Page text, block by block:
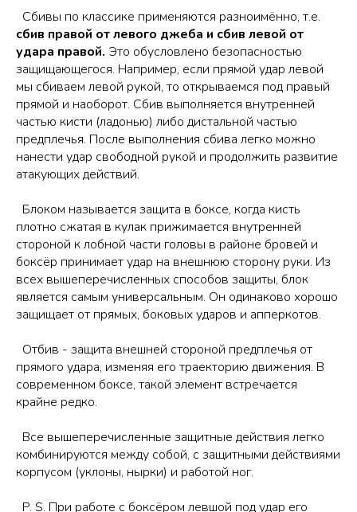
Сбивы по классике применяются разноимённо, т.е.
сбив правой от левого джеба и сбив левой от
удара правой. Это обусловлено безопасностью
защищающегося. Например, если прямой удар левой
мы сбиваем левой рукой, то открываемся под правый
прямой и наоборот. Сбив выполняется внутренней
частью кисти (ладонью) либо дистальной частью
предплечья. После выполнения сбива легко можно
нанести удар свободной рукой и продолжить развитие
атакующих действий.
Блоком называется защита в боксе, когда кисть
плотно сжатая в кулак прижимается внутренней
стороной к лобной части головы в районе бровей и
боксёр принимает удар на внешнюю сторону руки. Из
всех вышеперечисленных способов защиты, блок
является самым универсальным. Он одинаково хорошо
защищает от прямых, боковых ударов и апперкотов.
Отбив - защита внешней стороной предплечья от
прямого удара, изменяя его траекторию движения. В
современном боксе, такой элемент встречается
крайне редко.
Все вышеперечисленные защитные действия легко
комбинируются между собой, с защитными действиями
корпусом (уклоны, нырки) и работой ног.
P. S. При работе с боксëром левшой под удар его